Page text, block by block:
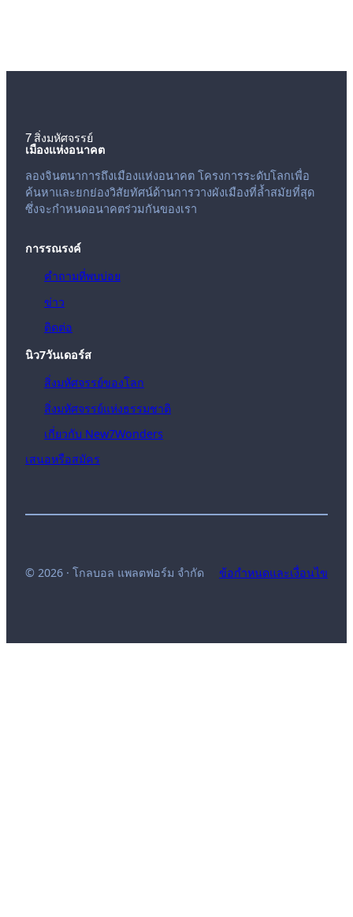
7 สิ่งมหัศจรรย์
เมืองแห่งอนาคต
ลองจินตนาการถึงเมืองแห่งอนาคต โครงการระดับโลกเพื่อ
ค้นหาและยกย่องวิสัยทัศน์ด้านการวางผังเมืองที่ล้ำสมัยที่สุด
ซึ่งจะกำหนดอนาคตร่วมกันของเรา
การรณรงค์
คำถามที่พบบ่อย
ข่าว
ติดต่อ
นิว7วันเดอร์ส
สิ่งมหัศจรรย์ของโลก
สิ่งมหัศจรรย์แห่งธรรมชาติ
เกี่ยวกับ New7Wonders
เสนอหรือสมัคร
© 2026 · โกลบอล แพลตฟอร์ม จำกัด ข้อกำหนดและเงื่อนไข